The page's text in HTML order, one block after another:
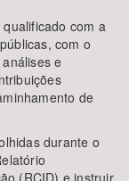
com a
com o
e
de
durante o
(RCID) e instruir